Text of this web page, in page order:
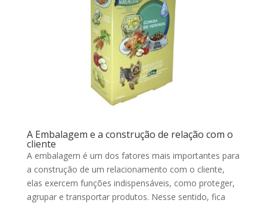
A Embalagem e a construção de relação com o
cliente
A embalagem é um dos fatores mais importantes para
a construção de um relacionamento com o cliente,
elas exercem funções indispensáveis, como proteger,
agrupar e transportar produtos. Nesse sentido, fica